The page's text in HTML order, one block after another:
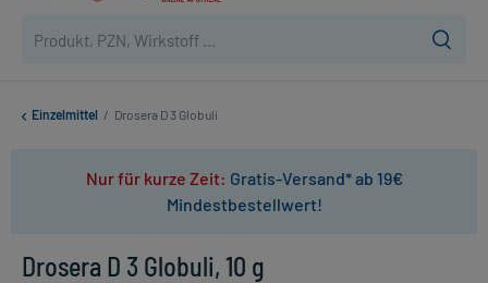
Einzelmittel / Drosera D 3 Globuli
Nur für kurze Zeit: Gratis-Versand* ab 19€
Mindestbestellwert!
Drosera D 3 Globuli, 10 g